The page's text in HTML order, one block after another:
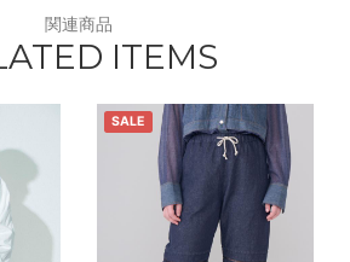
関連商品
ITEMS
SALE